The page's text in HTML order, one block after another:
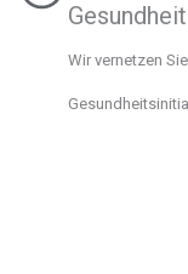
Wir vernetzen